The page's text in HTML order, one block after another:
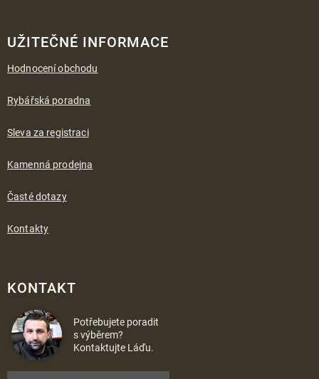
UŽITEČNÉ INFORMACE
Hodnocení obchodu
Rybářská poradna
Sleva za registraci
Kamenná prodejna
Časté dotazy
Kontakty
KONTAKT
Potřebujete poradit
s výběrem?
Kontaktujte Láďu.